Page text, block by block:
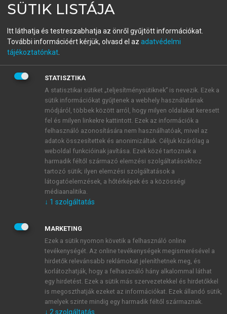
fiókoddal,vagy hozz létre új fiókot.
A regisztráció után apróbaidőszakautomatikusan
BELÉPÉS SAJÁT FIÓKKAL
ÚJ FIÓK LÉTREHOZÁSA
1 óra díjmentes hozzáférés
E-MAIL-CÍM
JELSZÓ
JELSZÓ ÚJRA
Kérek értesítést a MeRSZ újdonságairól, akcióiról.
SÜTIK LISTÁJA
Itt láthatja és testreszabhatja az önről gyűjtött információkat.
További információért kérjük, olvasd el az adatvédelmi
tájékoztatónkat
STATISZTIKA
A statisztikai sütiket „teljesítménysütiknek” is nevezik. Ezek a
sütik információkat gyűjtenek a webhely használatának
módjáról, többek között arról, hogy milyen oldalakat keresett
fel és milyen linkekre kattintott. Ezek az információk a
felhasználó azonosítására nem használhatóak, mivel az
adatok összesítettek és anonimizáltak. Céljuk kizárólag a
weboldal funkcióinak javítása. Ezek közé tartoznak a
harmadik féltől származó elemzési szolgáltatásokhoz
tartozó sütik; ilyen elemzési szolgáltatások a
látogatóelemzések, a hőtérképek és a közösségi
médiaanalitika.
↓ 1 szolgáltatás
MARKETING
Ezek a sütik nyomon követik a felhasználó online
tevékenységét. Az online tevékenységek megismerésével a
hirdetők relevánsabb reklámokat jeleníthetnek meg, és
korlátozhatják, hogy a felhasználó hány alkalommal láthat
egy hirdetést. Ezek a sütik más szervezetekkel és hirdetőkkel
is megoszthatják ezeket az információkat. Ezek állandó sütik,
amelyek szinte mindig egy harmadik féltől származnak.
↓ 2 szolgáltatás